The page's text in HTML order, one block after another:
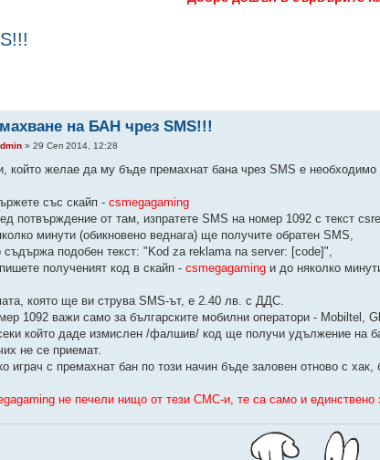
на БАН чрез SMS!!!
» 29 Сеп 2014, 12:28
който желае да му бъде премахнат бана чрез SMS е необходимо
със скайп -csmegagaming
потвърждение от там, изпратете SMS на номер 1092 с текст
минути (обикновено веднага) ще получите обратен SMS,
съдържа подобен текст: "Kod za reklama na server: [code]",
полученият код в скайп -csmegagaming и до няколко
която ще ви струва SMS-ът, е 2.40 лв. с ДДС.
1092 важи само за българските мобилни оператори - Mobiltel,
който даде измислен /фалшив/ код ще получи удължение на
не се приемат.
играч с премахнат бан по този начин бъде заловен отново с
не печели нищо от тези СМС-и, те са само и единствено